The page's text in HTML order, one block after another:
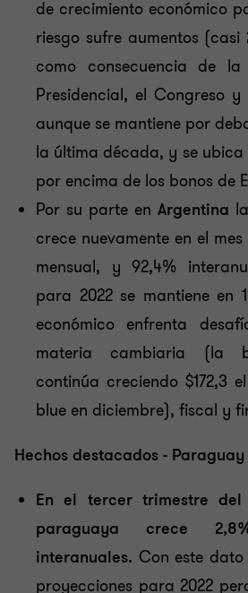
de crecimiento económico
riesgo sufre aumentos (casi
como consecuencia de
Presidencial, el Congreso
aunque se mantiene por
la última década, y se ubica
por encima de los bonos de
Por su parte en Argentina
crece nuevamente en el
mensual, y 92,4%
para 2022 se mantiene en
económico enfrenta
materia cambiaria (la
continúa creciendo $172,3
blue en diciembre), fiscal y
Hechos destacados - Paraguay
En el tercer trimestre
paraguaya crece
interanuales. Con este
proyecciones para 2022